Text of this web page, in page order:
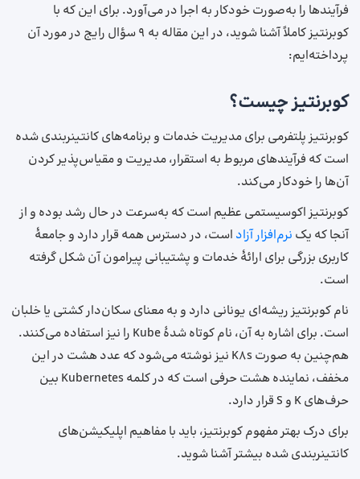
فرآیندها را به‌صورت خودکار به اجرا در می‌آورد. برای این که با
کوبرنتیز کاملاً آشنا شوید، در این مقاله به 9 سؤال رایج در مورد آن
پرداخته‌ایم:
کوبرنتیز چیست؟
کوبرنتیز پلتفرمی برای مدیریت خدمات و برنامه‌های کانتینربندی شده
است که فرآیندهای مربوط به استقرار، مدیریت و مقیاس‌پذیر کردن
آن‌ها را خودکار می‌کند.
کوبرنتیز اکوسیستمی عظیم است که به‌سرعت در حال رشد بوده و از
آنجا که یک نرم‌افزار آزاد است، در دسترس همه قرار دارد و جامعهٔ
کاربری بزرگی برای ارائهٔ خدمات و پشتیبانی پیرامون آن شکل گرفته
است.
نام کوبرنتیز ریشه‌ای یونانی دارد و به معنای سکان‌دار کشتی یا خلبان
است. برای اشاره به آن، نام کوتاه شدهٔ Kube را نیز استفاده می‌کنند.
هم‌چنین به صورت K8s نیز نوشته می‌شود که عدد هشت در این
مخفف، نماینده هشت حرفی است که در کلمه Kubernetes بین
حرف‌های K و S قرار دارد.
برای درک بهتر مفهوم کوبرنتیز، باید با مفاهیم اپلیکیشن‌های
کانتینربندی شده بیشتر آشنا شوید.